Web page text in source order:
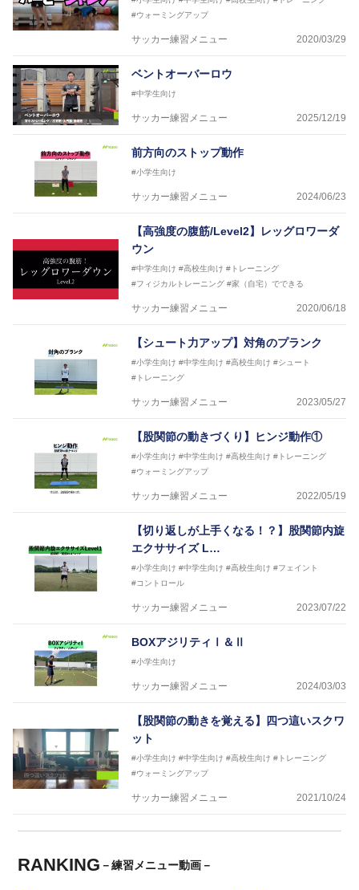
#ウォーミングアップ
サッカー練習メニュー 2020/03/29
ベントオーバーロウ
#中学生向け
サッカー練習メニュー 2025/12/19
前方向のストップ動作
#小学生向け
サッカー練習メニュー 2024/06/23
【高強度の腹筋/Level2】レッグロワーダ
ウン
#中学生向け #高校生向け #トレーニング
#フィジカルトレーニング #家（自宅）でできる
サッカー練習メニュー 2020/06/18
【シュート力アップ】対角のプランク
#小学生向け #中学生向け #高校生向け #シュート
#トレーニング
サッカー練習メニュー 2023/05/27
【股関節の動きづくり】ヒンジ動作①
#小学生向け #中学生向け #高校生向け #トレーニング
#ウォーミングアップ
サッカー練習メニュー 2022/05/19
【切り返しが上手くなる！？】股関節内旋
エクササイズ L…
#小学生向け #中学生向け #高校生向け #フェイント
#コントロール
サッカー練習メニュー 2023/07/22
BOXアジリティⅠ＆Ⅱ
#小学生向け
サッカー練習メニュー 2024/03/03
【股関節の動きを覚える】四つ這いスクワ
ット
#小学生向け #中学生向け #高校生向け #トレーニング
#ウォーミングアップ
サッカー練習メニュー 2021/10/24
RANKING －練習メニュー動画－